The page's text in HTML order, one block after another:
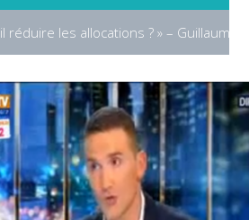
réduire les allocations ? » – Guillaume